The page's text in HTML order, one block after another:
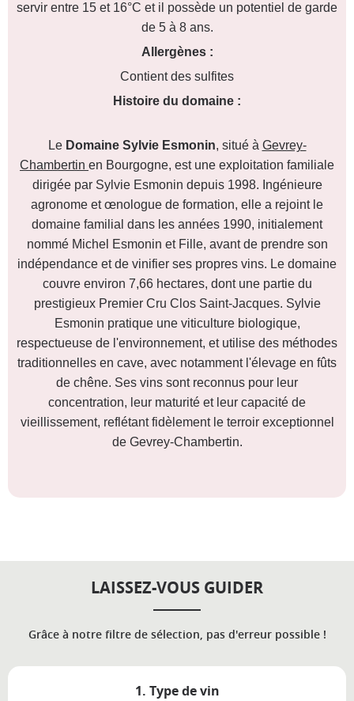
servir entre 15 et 16°C et il possède un potentiel de garde
de 5 à 8 ans.
Allergènes :
Contient des sulfites
Histoire du domaine :
LeDomaine Sylvie Esmonin, situé à Gevrey-
Chambertin en Bourgogne, est une exploitation familiale
dirigée par Sylvie Esmonin depuis 1998. Ingénieure
agronome et œnologue de formation, elle a rejoint le
domaine familial dans les années 1990, initialement
nommé Michel Esmonin et Fille, avant de prendre son
indépendance et de vinifier ses propres vins. Le domaine
couvre environ 7,66 hectares, dont une partie du
prestigieux Premier Cru Clos Saint-Jacques. Sylvie
Esmonin pratique une viticulture biologique,
respectueuse de l'environnement, et utilise des méthodes
traditionnelles en cave, avec notamment l'élevage en fûts
de chêne. Ses vins sont reconnus pour leur
concentration, leur maturité et leur capacité de
vieillissement, reflétant fidèlement le terroir exceptionnel
de Gevrey-Chambertin.
LAISSEZ-VOUS GUIDER
Grâce à notre filtre de sélection, pas d'erreur possible !
1. Type de vin